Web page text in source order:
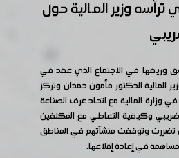
وزير المالية حول
وريفها في الاجتماع الذي عقد في
المالية الدكتور مأمون حمدان وتركز
وزارة المالية مع اتحاد غرف الصناعة
وكيفية التعاطي مع المكلفين
تضررت وتوقفت منشآتهم في المناطق
في إعادة إقلاعها.